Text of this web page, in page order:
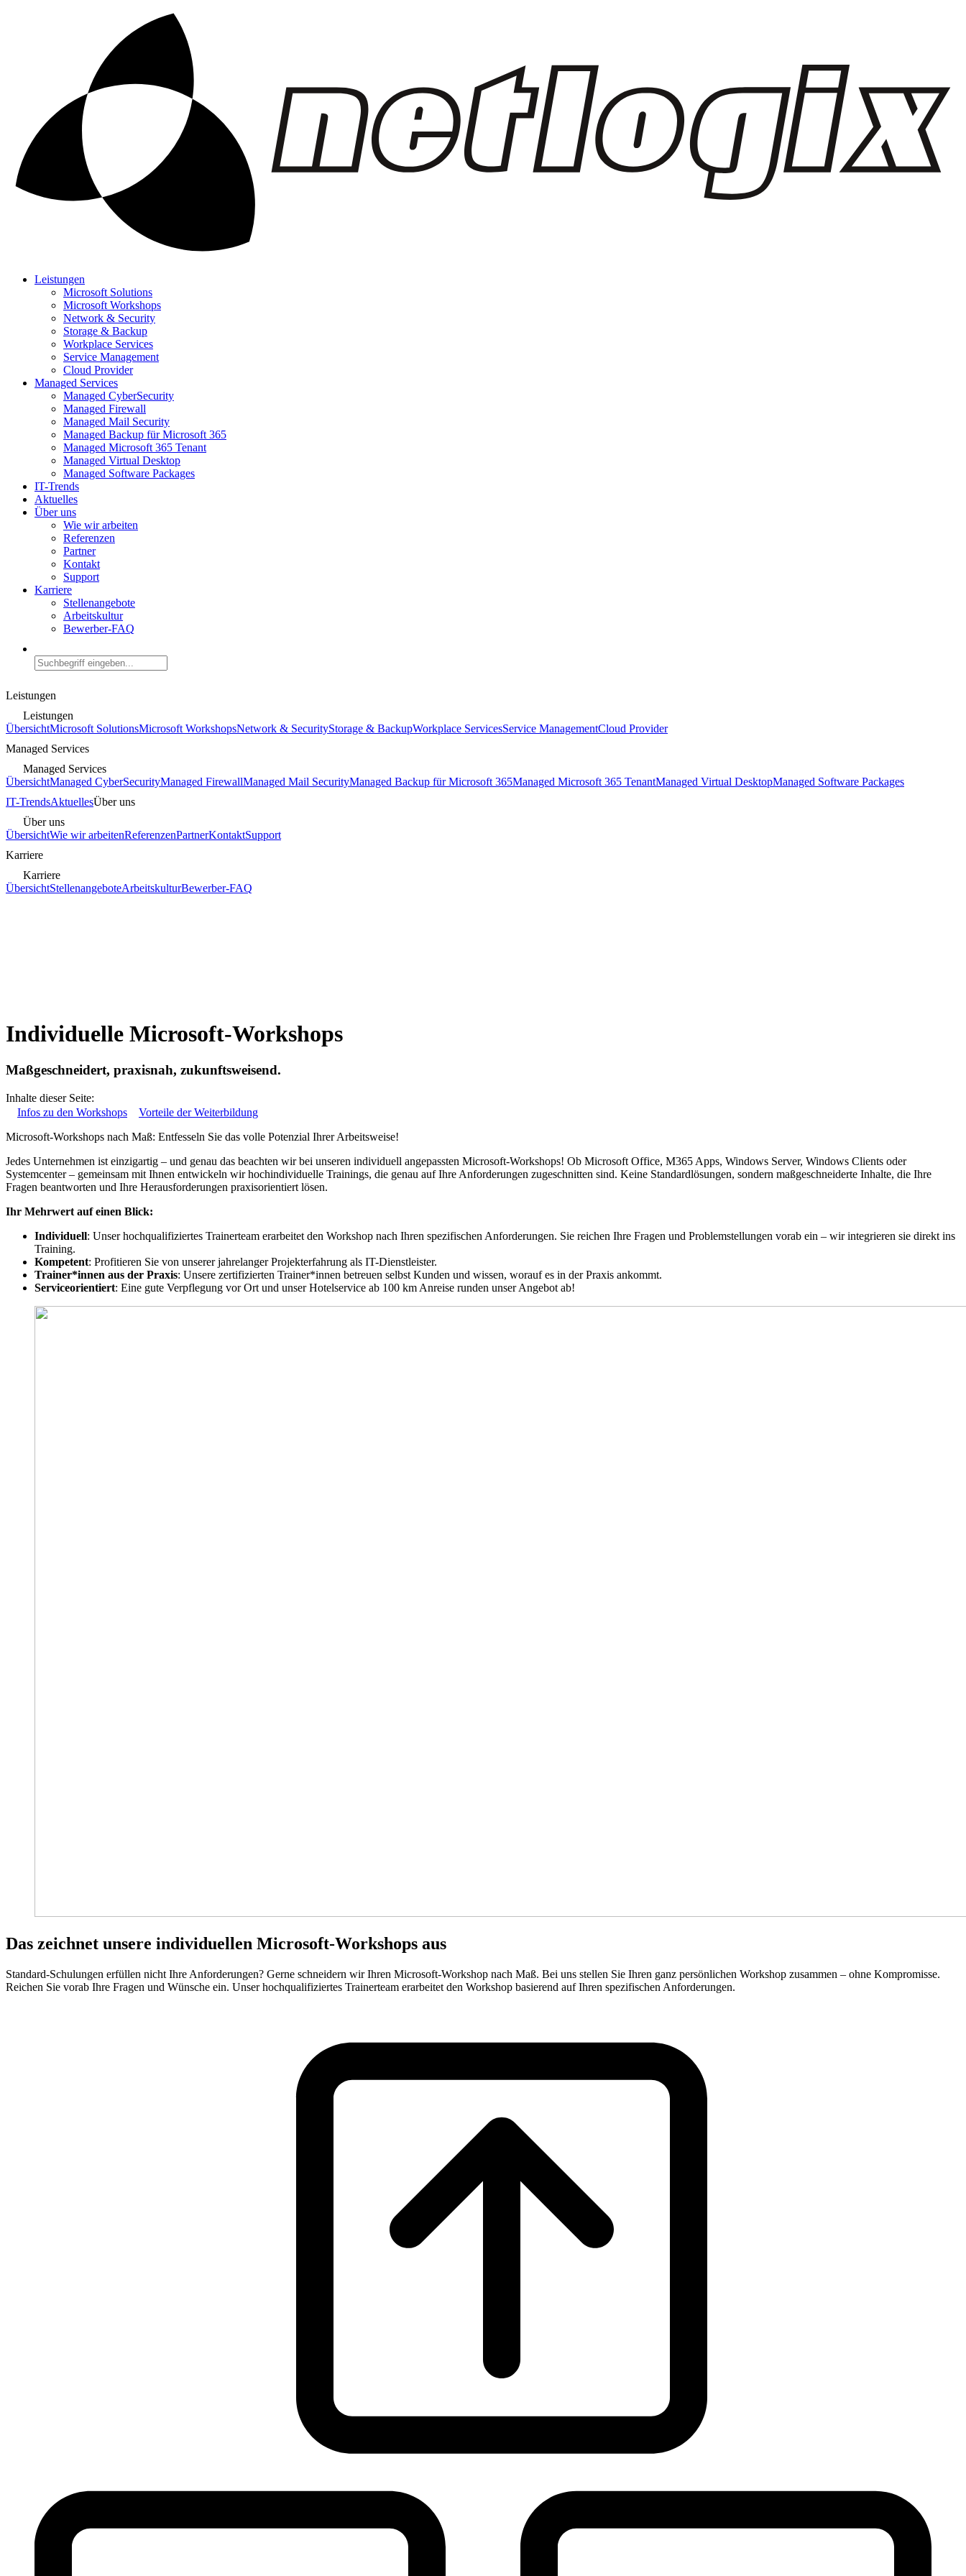
Leistungen
Microsoft Solutions
Microsoft Workshops
Network & Security
Storage & Backup
Workplace Services
Service Management
Cloud Provider
Managed Services
Managed CyberSecurity
Managed Firewall
Managed Mail Security
Managed Backup für Microsoft 365
Managed Microsoft 365 Tenant
Managed Virtual Desktop
Managed Software Packages
IT-Trends
Aktuelles
Über uns
Wie wir arbeiten
Referenzen
Partner
Kontakt
Support
Karriere
Stellenangebote
Arbeitskultur
Bewerber-FAQ
Leistungen
Leistungen
ÜbersichtMicrosoft SolutionsMicrosoft WorkshopsNetwork & SecurityStorage & BackupWorkplace ServicesService ManagementCloud Provider
Managed Services
Managed Services
ÜbersichtManaged CyberSecurityManaged FirewallManaged Mail SecurityManaged Backup für Microsoft 365Managed Microsoft 365 TenantManaged Virtual DesktopManaged Software Packages
IT-TrendsAktuellesÜber uns
Über uns
ÜbersichtWie wir arbeitenReferenzenPartnerKontaktSupport
Karriere
Karriere
ÜbersichtStellenangeboteArbeitskulturBewerber-FAQ
Individuelle Microsoft-Workshops
Maßgeschneidert, praxisnah, zukunftsweisend.
Inhalte dieser Seite:
Infos zu den Workshops
Vorteile der Weiterbildung
Microsoft-Workshops nach Maß: Entfesseln Sie das volle Potenzial Ihrer Arbeitsweise!
Jedes Unternehmen ist einzigartig – und genau das beachten wir bei unseren individuell angepassten Microsoft-Workshops! Ob Microsoft Office, M365 Apps, Windows Server, Windows Clients oder
Systemcenter – gemeinsam mit Ihnen entwickeln wir hochindividuelle Trainings, die genau auf Ihre Anforderungen zugeschnitten sind. Keine Standardlösungen, sondern maßgeschneiderte Inhalte, die Ihre
Fragen beantworten und Ihre Herausforderungen praxisorientiert lösen.
Ihr Mehrwert auf einen Blick:
Individuell: Unser hochqualifiziertes Trainerteam erarbeitet den Workshop nach Ihren spezifischen Anforderungen. Sie reichen Ihre Fragen und Problemstellungen vorab ein – wir integrieren sie direkt ins
Training.
Kompetent: Profitieren Sie von unserer jahrelanger Projekterfahrung als IT-Dienstleister.
Trainer*innen aus der Praxis: Unsere zertifizierten Trainer*innen betreuen selbst Kunden und wissen, worauf es in der Praxis ankommt.
Serviceorientiert: Eine gute Verpflegung vor Ort und unser Hotelservice ab 100 km Anreise runden unser Angebot ab!
Das zeichnet unsere individuellen Microsoft-Workshops aus
Standard-Schulungen erfüllen nicht Ihre Anforderungen? Gerne schneidern wir Ihren Microsoft-Workshop nach Maß. Bei uns stellen Sie Ihren ganz persönlichen Workshop zusammen – ohne Kompromisse.
Reichen Sie vorab Ihre Fragen und Wünsche ein. Unser hochqualifiziertes Trainerteam erarbeitet den Workshop basierend auf Ihren spezifischen Anforderungen.